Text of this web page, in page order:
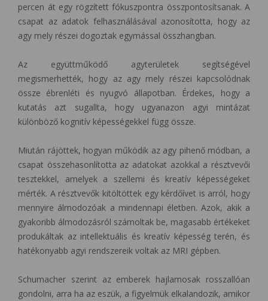
percen át egy rögzített fókuszpontra összpontosítsanak. A
csapat az adatok felhasználásával azonosította, hogy az
agy mely részei dogoztak egymással összhangban.
Az együttműködő agyterületek segítségével
megismerhették, hogy az agy mely részei kapcsolódnak
össze ébrenléti és nyugvó állapotban. Érdekes, hogy a
kutatás azt sugallta, hogy ugyanazon agyi mintázat
különböző kognitív képességekkel függ össze.
Miután rájöttek, hogyan működik az agy pihenő módban, a
csapat összehasonlította az adatokat azokkal a résztvevői
tesztekkel, amelyek a szellemi és kreatív képességeket
mérték. A résztvevők kitöltöttek egy kérdőívet is arról, hogy
mennyire álmodozóak a mindennapi életben. Azok, akik a
gyakoribb álmodozásról számoltak be, magasabb értékeket
produkáltak az intellektuális és kreatív képesség terén, és
hatékonyabb agyi rendszereik voltak az MRI gépben.
Schumacher szerint az emberek hajlamosak rosszallóan
gondolni, arra ha az eszük, a figyelmük elkalandozik, amikor